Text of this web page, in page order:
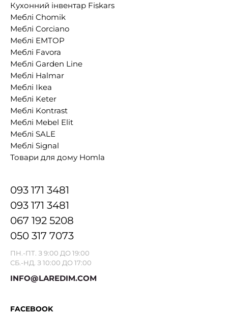
Кухонний інвентар Fiskars
Меблі Chomik
Меблі Corciano
Меблі EMTOP
Меблі Favora
Меблі Garden Line
Меблі Halmar
Меблі Ikea
Меблі Keter
Меблі Kontrast
Меблі Mebel Elit
Меблі SALE
Меблі Signal
Товари для дому Homla
093 171 3481
093 171 3481
067 192 5208
050 317 7073
ПН.-ПТ. З 9:00 ДО 19:00
СБ.-НД. З 10:00 ДО 17:00
INFO@LAREDIM.COM
FACEBOOK